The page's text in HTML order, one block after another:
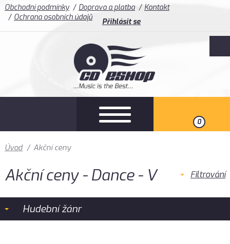
Obchodní podmínky Doprava a platba
Kontakt
Ochrana osobních údajů
Přihlásit se
0
Úvod / Akční ceny
Akční ceny - Dance - V Filtrování
Hudební žánr